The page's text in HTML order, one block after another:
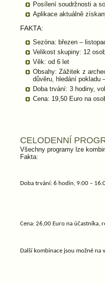
Posílení soudržnosti a
Aplikace aktuálně
FAKTA:
Sezóna: březen –
Velikost skupiny: 12
Věk: od 6 let
Obsahy: Zážitek z
důvěru, hledání pokladu
Doba trvání: 3 hodiny,
Cena: 19,50 Euro na
CELODENNÍ
Všechny programy lze
Fakta:
Doba trvání: 6 hodin, 9:00 –
Cena: 26,00 Euro na účastníka,
Další kombinace jsou možné na